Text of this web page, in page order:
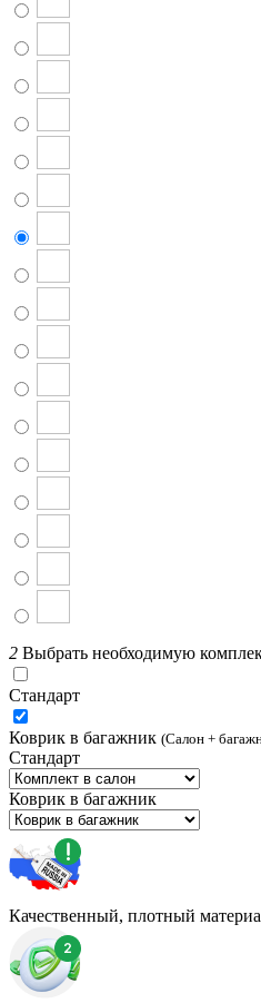
2 Выбрать необходимую
Стандарт
Коврик в багажник (Салон +
Стандарт
Коврик в багажник
Качественный, плотный